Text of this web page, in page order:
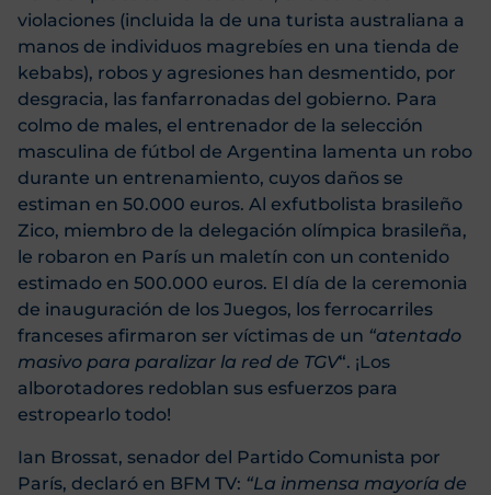
violaciones (incluida la de una turista australiana a
manos de individuos magrebíes en una tienda de
kebabs), robos y agresiones han desmentido, por
desgracia, las fanfarronadas del gobierno. Para
colmo de males, el entrenador de la selección
masculina de fútbol de Argentina lamenta un robo
durante un entrenamiento, cuyos daños se
estiman en 50.000 euros. Al exfutbolista brasileño
Zico, miembro de la delegación olímpica brasileña,
le robaron en París un maletín con un contenido
estimado en 500.000 euros. El día de la ceremonia
de inauguración de los Juegos, los ferrocarriles
franceses afirmaron ser víctimas de un “atentado
masivo para paralizar la red de TGV“. ¡Los
alborotadores redoblan sus esfuerzos para
estropearlo todo!
Ian Brossat, senador del Partido Comunista por
París, declaró en BFM TV: “La inmensa mayoría de